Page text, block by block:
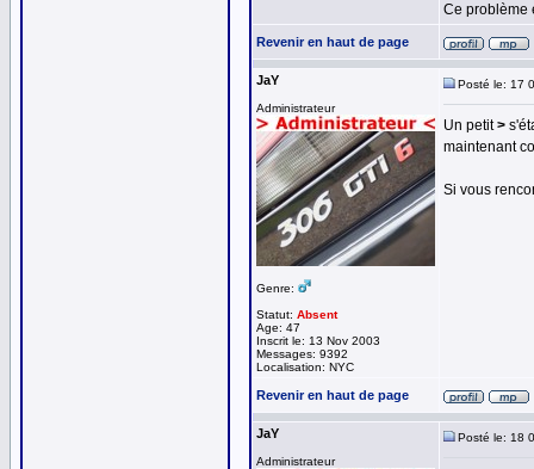
Ce problème
Revenir en haut de page
JaY
Administrateur
Genre:
Statut: Absent
Age: 47
Inscrit le: 13 Nov 2003
Messages: 9392
Localisation: NYC
Posté le: 17
Un petit>
maintenant
Si vous
Revenir en haut de page
JaY
Administrateur
Posté le: 18